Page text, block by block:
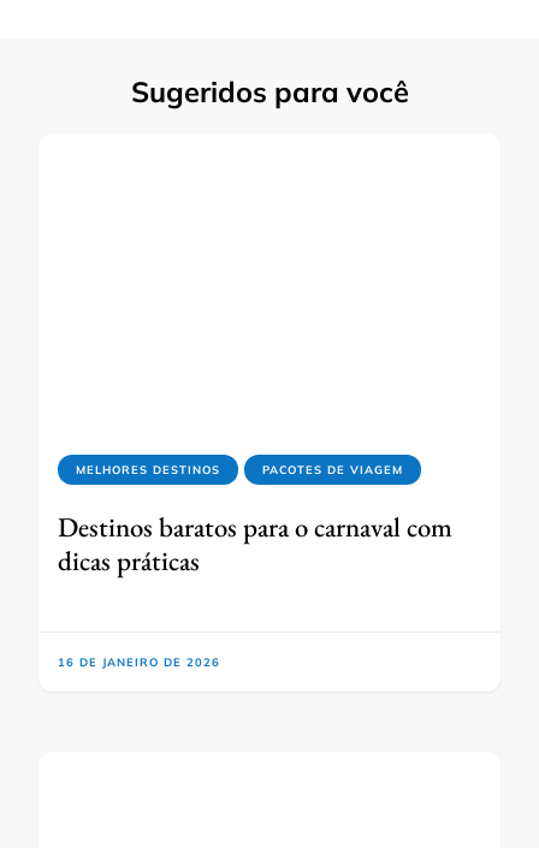
Sugeridos para você
MELHORES DESTINOS PACOTES DE VIAGEM
Destinos baratos para o carnaval com
dicas práticas
16 DE JANEIRO DE 2026